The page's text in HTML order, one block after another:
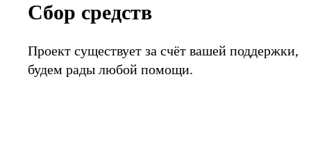
Сбор средств
Проект существует за счёт вашей поддержки,
будем рады любой помощи.